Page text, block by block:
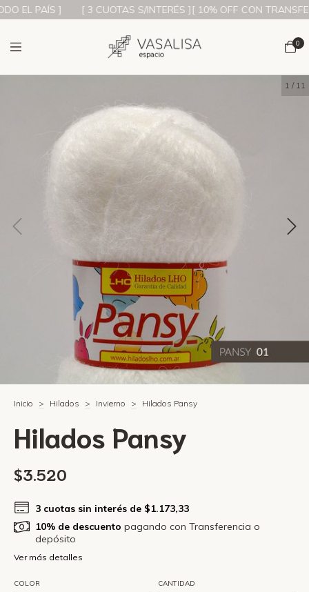
EL PAÍS ] [ 3 CUOTAS S/INTERÉS ][ 10% OFF CON
0
1 / 11
Inicio > Hilados > Invierno > Hilados Pansy
Hilados Pansy
$3.520
3 cuotas sin interés de $1.173,33
10% de descuento pagando con Transferencia o
depósito
Ver más detalles
COLOR CANTIDAD